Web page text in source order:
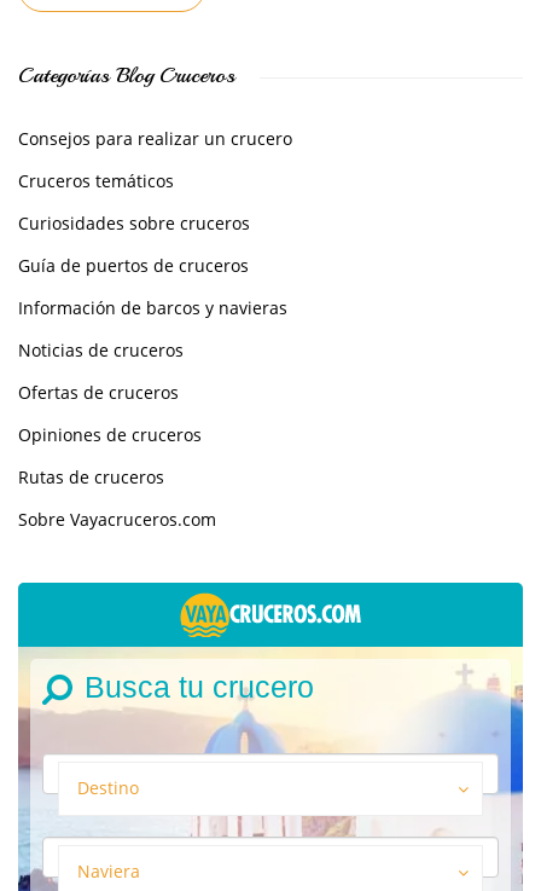
Categorías Blog Cruceros
Consejos para realizar un crucero
Cruceros temáticos
Curiosidades sobre cruceros
Guía de puertos de cruceros
Información de barcos y navieras
Noticias de cruceros
Ofertas de cruceros
Opiniones de cruceros
Rutas de cruceros
Sobre Vayacruceros.com
Busca tu crucero
Destino
Naviera